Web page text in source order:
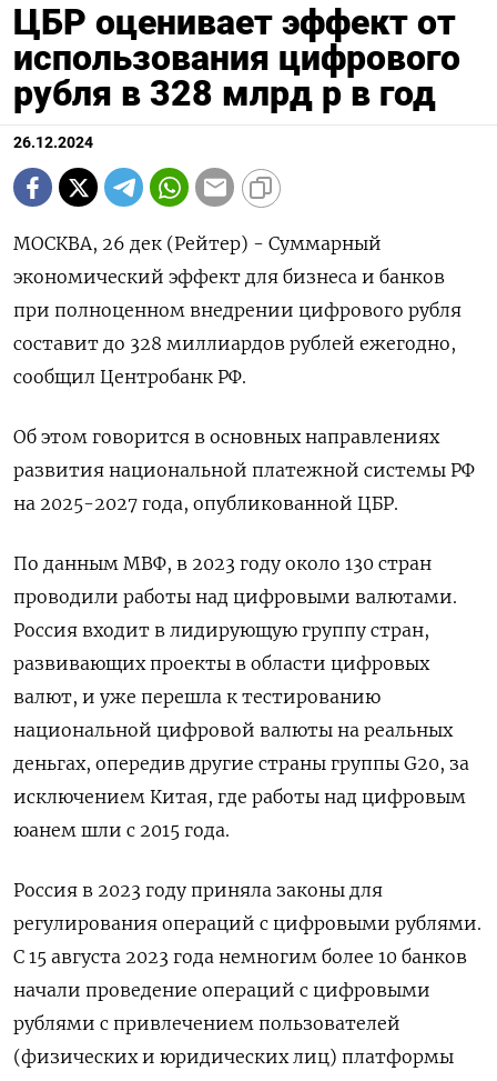
ЦБР оценивает эффект от
использования цифрового
рубля в 328 млрд р в год
26.12.2024
МОСКВА, 26 дек (Рейтер) - Суммарный
экономический эффект для бизнеса и банков
при полноценном внедрении цифрового рубля
составит до 328 миллиардов рублей ежегодно,
сообщил Центробанк РФ.
Об этом говорится в основных направлениях
развития национальной платежной системы РФ
на 2025-2027 года, опубликованной ЦБР.
По данным МВФ, в 2023 году около 130 стран
проводили работы над цифровыми валютами.
Россия входит в лидирующую группу стран,
развивающих проекты в области цифровых
валют, и уже перешла к тестированию
национальной цифровой валюты на реальных
деньгах, опередив другие страны группы G20, за
исключением Китая, где работы над цифровым
юанем шли с 2015 года.
Россия в 2023 году приняла законы для
регулирования операций с цифровыми рублями.
С 15 августа 2023 года немногим более 10 банков
начали проведение операций с цифровыми
рублями с привлечением пользователей
(физических и юридических лиц) платформы